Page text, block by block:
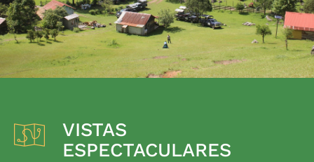
VISTAS
ESPECTACULARES